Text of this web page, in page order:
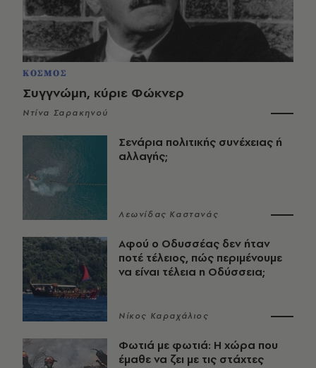
ΚΟΣΜΟΣ
Συγγνώμη, κύριε Φώκνερ
Ντίνα Σαρακηνού
Σενάρια πολιτικής συνέχειας ή
αλλαγής;
Λεωνίδας Καστανάς
Αφού ο Οδυσσέας δεν ήταν
ποτέ τέλειος, πώς περιμένουμε
να είναι τέλεια η Οδύσσεια;
Νίκος Καραχάλιος
Φωτιά με φωτιά: Η χώρα που
έμαθε να ζει με τις στάχτες